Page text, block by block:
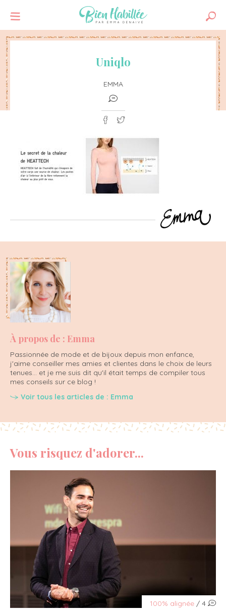
Uniqlo
EMMA
À propos de : Emma
Passionnée de mode et de bijoux depuis mon enfance,
j'aime conseiller mes amies et clientes dans le choix de leurs
tenues... et je me suis dit qu'il était temps de compiler tous
mes conseils sur ce blog !
Voir tous les articles de : Emma
Vous risquez d'adorer...
100% alignée / 4